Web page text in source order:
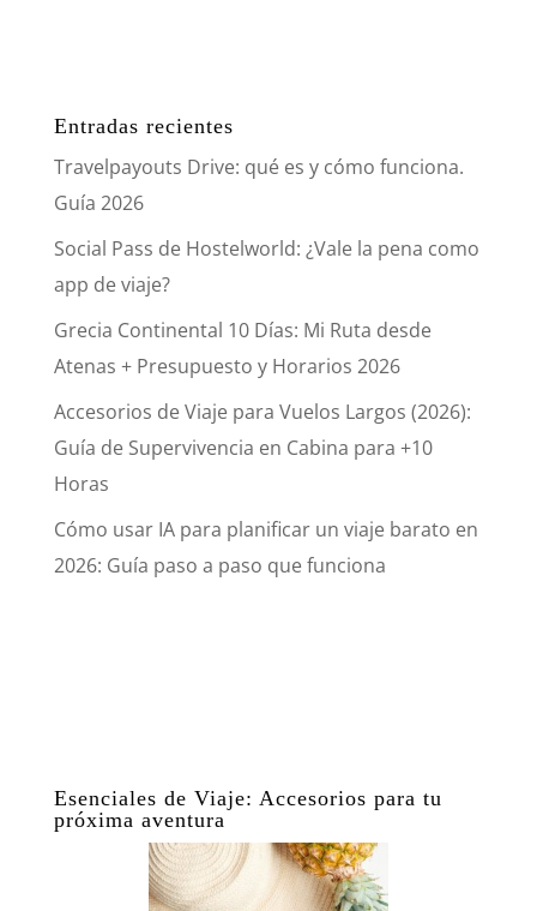
Entradas recientes
Travelpayouts Drive: qué es y cómo funciona.
Guía 2026
Social Pass de Hostelworld: ¿Vale la pena como
app de viaje?
Grecia Continental 10 Días: Mi Ruta desde
Atenas + Presupuesto y Horarios 2026
Accesorios de Viaje para Vuelos Largos (2026):
Guía de Supervivencia en Cabina para +10
Horas
Cómo usar IA para planificar un viaje barato en
2026: Guía paso a paso que funciona
Esenciales de Viaje: Accesorios para tu
próxima aventura